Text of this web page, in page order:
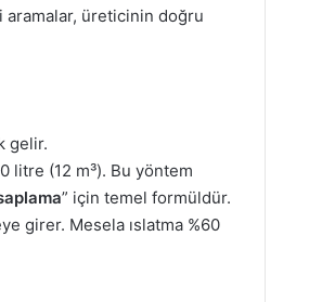
aramalar, üreticinin doğru
gelir.
litre (12 m³). Bu yöntem
” için temel formüldür.
girer. Mesela ıslatma %60